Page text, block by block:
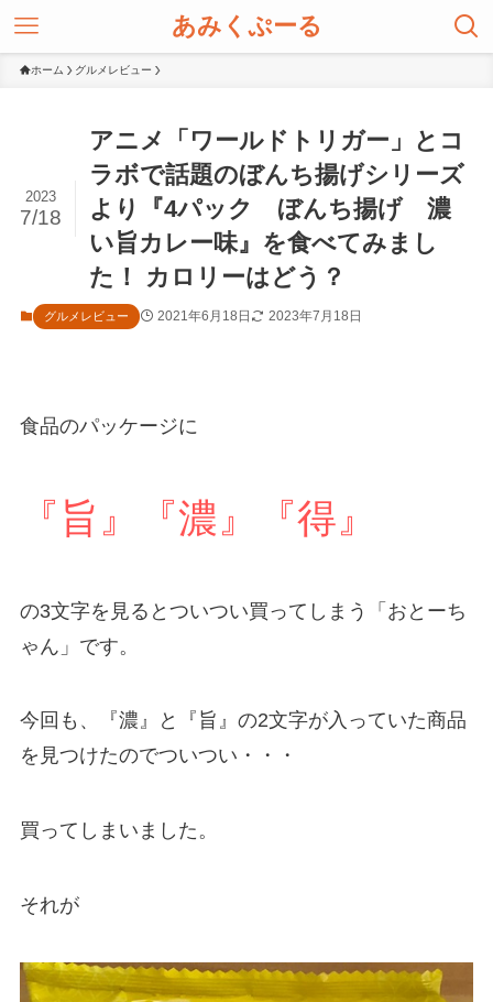
あみくぷーる
ホーム グルメレビュー
アニメ「ワールドトリガー」とコ
ラボで話題のぼんち揚げシリーズ
より『4パック ぼんち揚げ 濃
い旨カレー味』を食べてみまし
た！ カロリーはどう？
2023
7/18
グルメレビュー 2021年6月18日 2023年7月18日
食品のパッケージに
『旨』『濃』『得』
の3文字を見るとついつい買ってしまう「おとーち
ゃん」です。
今回も、『濃』と『旨』の2文字が入っていた商品
を見つけたのでついつい・・・
買ってしまいました。
それが